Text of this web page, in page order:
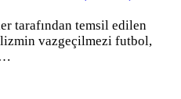
tarafından temsil edilen
vazgeçilmezi futbol,